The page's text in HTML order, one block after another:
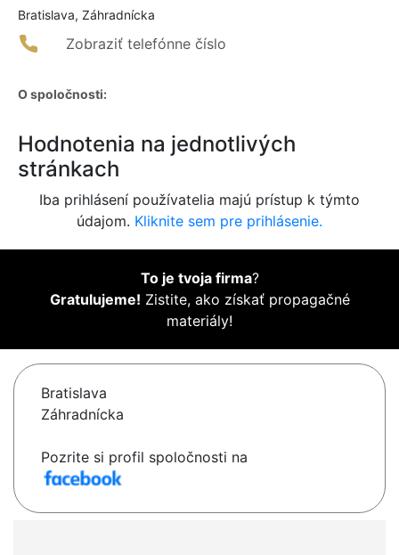
Bratislava, Záhradnícka
Zobraziť telefónne číslo
O spoločnosti:
Hodnotenia na jednotlivých
stránkach
Iba prihlásení používatelia majú prístup k týmto
údajom. Kliknite sem pre prihlásenie.
To je tvoja firma?
Gratulujeme! Zistite, ako získať propagačné
materiály!
Bratislava
Záhradnícka
Pozrite si profil spoločnosti na